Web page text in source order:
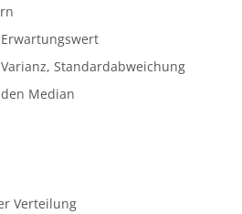
Standardabweichung
Median
Verteilung